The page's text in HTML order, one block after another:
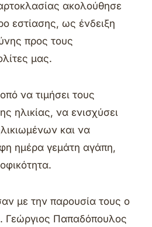
ακολούθησε
εστίασης, ως ένδειξη
προς τους
μας.
να τιμήσει τους
ηλικίας, να ενισχύσει
και να
ημέρα γεμάτη αγάπη,
με την παρουσία τους ο
Γεώργιος Παπαδόπουλος